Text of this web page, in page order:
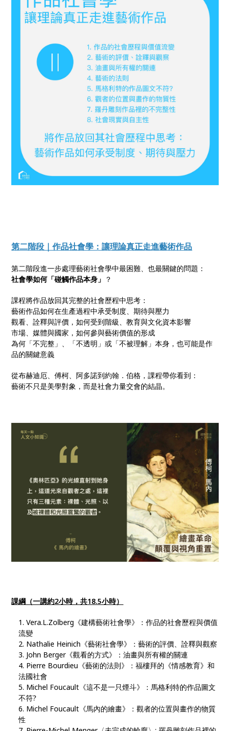
第二階段｜作品社會學：讓理論真正走進藝術作品
第二階段進一步處理藝術社會學中最困難、也最關鍵的問題：
社會學如何「碰觸作品本身」 ？
課程將作品放回其完整的社會歷程中思考：
藝術作品如何在生產過程中承受制度、期待與壓力
觀看、詮釋與評價，如何受到階級、教育與文化資本影響
市場、媒體與國家，如何參與藝術價值的形成
為何「不完整」、「不透明」或「不被理解」本身，也可能是作
品的關鍵意義
從布赫迪厄、傅柯、阿多諾到約翰．伯格，課程帶你看到：
藝術不只是美學對象，而是社會力量交會的結晶。
課綱（一講約2小時，共18.5小時）
Vera.L.Zolberg《建構藝術社會學》：作品的社會歷程與價值
流變
Nathalie Heinich《藝術社會學》：藝術的評價、詮釋與觀察
John Berger《觀看的方式》：油畫與所有權的關連
Pierre Bourdieu《藝術的法則》：福樓拜的《情感教育》和
法國社會
Michel Foucault《這不是一只煙斗》：馬格利特的作品圖文
不符?
Michel Foucault《馬內的繪畫》：觀者的位置與畫作的物質
性